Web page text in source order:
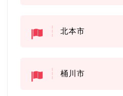
北本市
桶川市